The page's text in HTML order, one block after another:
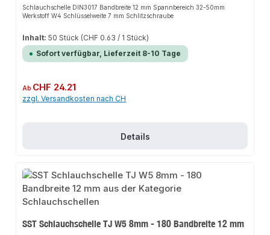
Schlauchschelle DIN3017 Bandbreite 12 mm Spannbereich 32-50mm
Werkstoff W4 Schlüsselweite 7 mm Schlitzschraube
Inhalt:50 Stück (CHF 0.63 / 1 Stück)
Sofort verfügbar, Lieferzeit 8-10 Tage
Regulärer Preis:
Ab CHF 24.21
zzgl. Versandkosten nach CH
Details
SST Schlauchschelle TJ W5 8mm - 180 Bandbreite 12 mm